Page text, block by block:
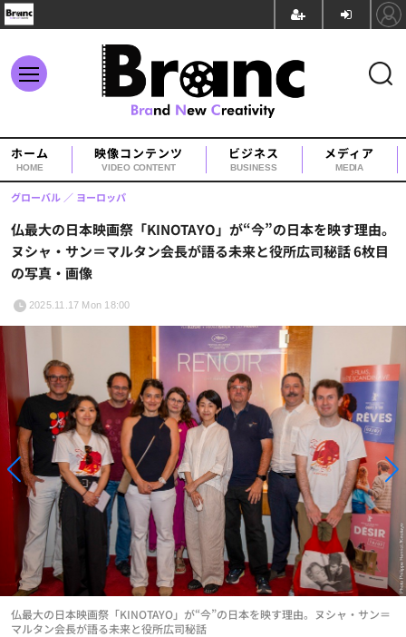
ホーム
HOME
映像コンテンツ
VIDEO CONTENT
ビジネス
BUSINESS
メディア
MEDIA
仏最大の日本映画祭「KINOTAYO」が“今”の日本を映す理由。
ヌシャ・サン＝マルタン会長が語る未来と役所広司秘話 6枚目
の写真・画像
グローバル ヨーロッパ
2025.11.17 Mon 18:00
仏最大の日本映画祭「KINOTAYO」が“今”の日本を映す理由。ヌシャ・サン＝
マルタン会長が語る未来と役所広司秘話